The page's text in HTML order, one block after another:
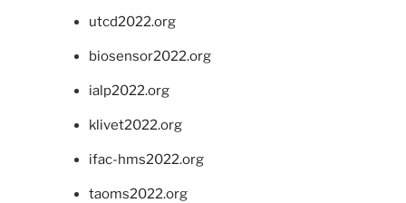
utcd2022.org
biosensor2022.org
ialp2022.org
klivet2022.org
ifac-hms2022.org
taoms2022.org